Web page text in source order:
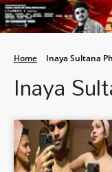
Home Inaya Sultana
Inaya